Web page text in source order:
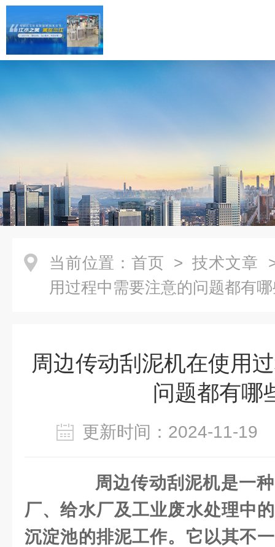
当前位置： 首页 > 技术文章
用过程中需要注意的问题都有
周边传动刮泥机在使用
问题都有哪
更新时间：2024-11-
周边传动刮泥机是一
厂、给水厂及工业废水处理中
沉淀池的排泥工作。它以其不